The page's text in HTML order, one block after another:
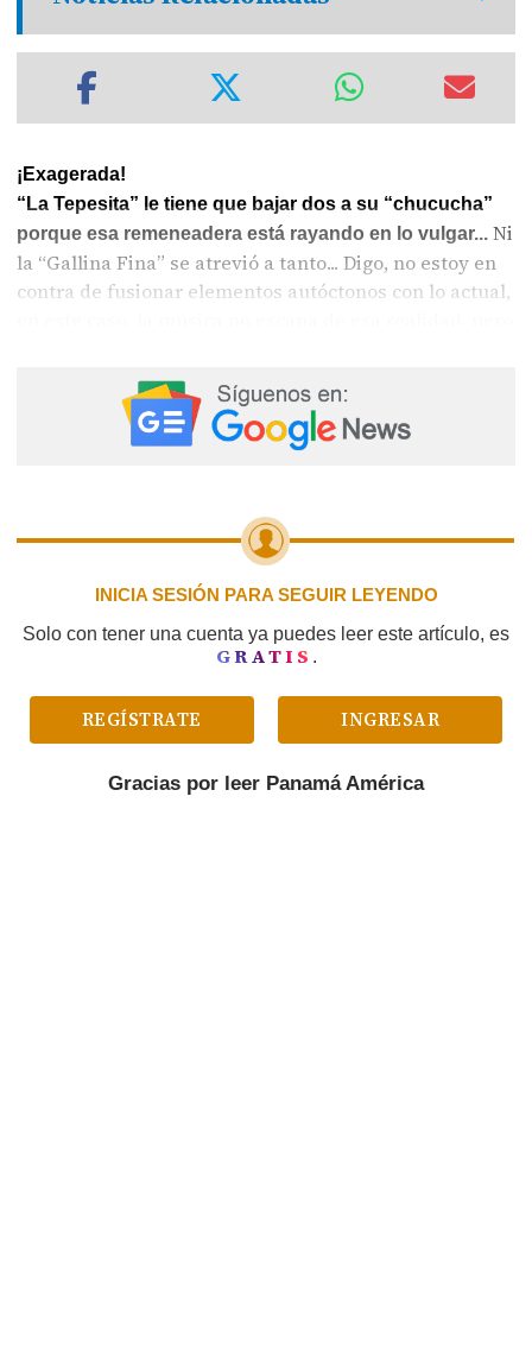
¡Exagerada!
“La Tepesita” le tiene que bajar dos a su “chucucha”
porque esa remeneadera está rayando en lo vulgar...Ni
la “Gallina Fina” se atrevió a tanto... Digo, no estoy en
contra de fusionar elementos autóctonos con lo actual,
puede funcionar esa meneadera que carga.
INICIA SESIÓN PARA SEGUIR LEYENDO
Solo con tener una cuenta ya puedes leer este artículo, es
GRATIS .
REGÍSTRATE INGRESAR
Gracias por leer Panamá América